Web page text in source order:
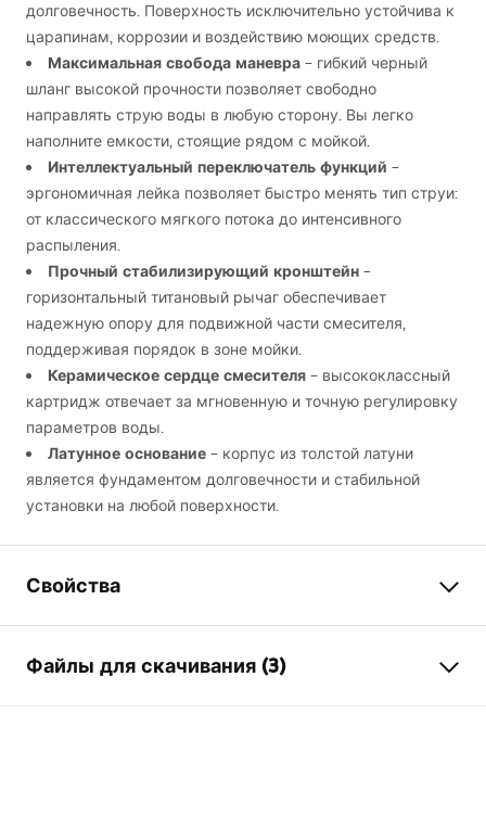
долговечность. Поверхность исключительно устойчива к
царапинам, коррозии и воздействию моющих средств.
Максимальная свобода маневра – гибкий черный
шланг высокой прочности позволяет свободно
направлять струю воды в любую сторону. Вы легко
наполните емкости, стоящие рядом с мойкой.
Интеллектуальный переключатель функций –
эргономичная лейка позволяет быстро менять тип струи:
от классического мягкого потока до интенсивного
распыления.
Прочный стабилизирующий кронштейн –
горизонтальный титановый рычаг обеспечивает
надежную опору для подвижной части смесителя,
поддерживая порядок в зоне мойки.
Керамическое сердце смесителя – высококлассный
картридж отвечает за мгновенную и точную регулировку
параметров воды.
Латунное основание – корпус из толстой латуни
является фундаментом долговечности и стабильной
установки на любой поверхности.
Свойства
Способ монтажа
Напольный
Цвет
черный, Титан
Файлы для скачивания (3)